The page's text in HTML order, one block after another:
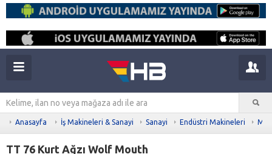
Anasayfa İş Makineleri & Sanayi Sanayi Endüstri Makineleri
TT 76 Kurt Ağzı Wolf Mouth